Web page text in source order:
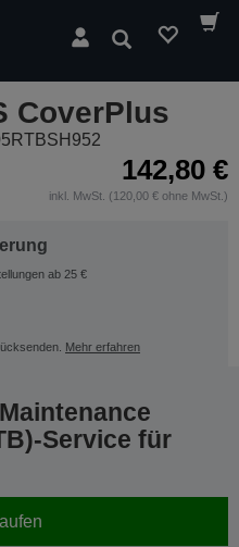
Suchen
CoverPlus
142,80 €
inkl. MwSt. (120,00 € ohne MwSt.)
ab 25 €
Mehr erfahren
Service für